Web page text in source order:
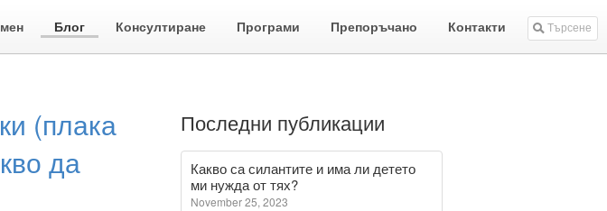
Блог Консултиране Програми Препоръчано Контакти Търсене
(плака
да
Последни публикации
Какво са силантите и има ли детето
ми нужда от тях?
November 25, 2023